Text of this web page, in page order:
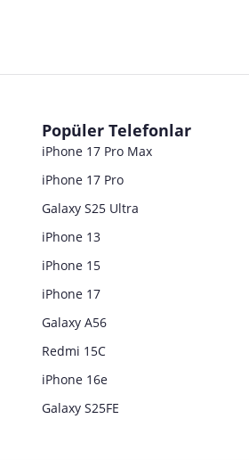
Popüler Telefonlar
iPhone 17 Pro Max
iPhone 17 Pro
Galaxy S25 Ultra
iPhone 13
iPhone 15
iPhone 17
Galaxy A56
Redmi 15C
iPhone 16e
Galaxy S25FE